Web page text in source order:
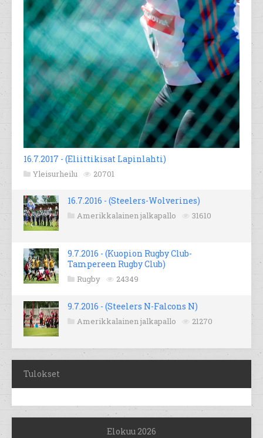
16.7.2017 - (Eliittikisat Lapinlahti)
Yleisurheilu 20701
16.7.2016 - (Steelers-Wolverines)
Amerikkalainen jalkapallo 31610
9.7.2016 - (Kuopion Rugby Club-
Tampereen Rugby Club)
Rugby 24349
9.7.2016 - (Steelers N-Falcons N)
Amerikkalainen jalkapallo 21270
Tulokset
Elokuu 2026